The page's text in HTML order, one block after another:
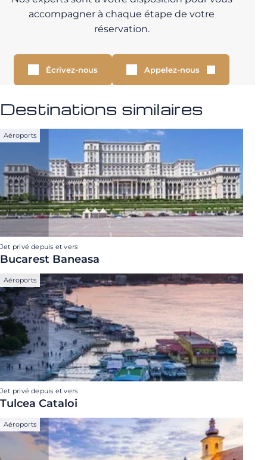
accompagner à chaque étape de votre
réservation.
Écrivez-nous Appelez-nous
Destinations similaires
Aéroports
Jet privé depuis et vers
Bucarest Baneasa
Aéroports
Jet privé depuis et vers
Tulcea Cataloi
Aéroports